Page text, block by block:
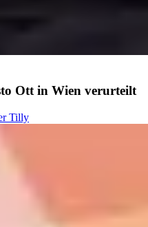
Ott in Wien verurteilt
Tilly